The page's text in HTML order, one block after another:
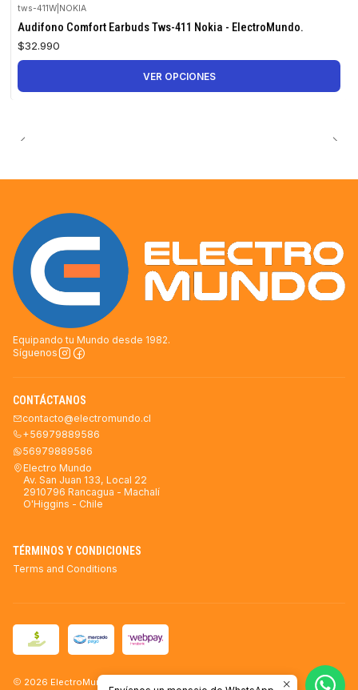
tws-411W| NOKIA
Audifono Comfort Earbuds Tws-411 Nokia - ElectroMundo.
$32.990
VER OPCIONES
Equipando tu Mundo desde 1982.
Síguenos
CONTÁCTANOS
contacto@electromundo.cl
+56979889586
56979889586
Electro Mundo
Av. San Juan 133, Local 22
2910796 Rancagua - Machalí
O'Higgins - Chile
TÉRMINOS Y CONDICIONES
Terms and Conditions
2026 ElectroMundo.